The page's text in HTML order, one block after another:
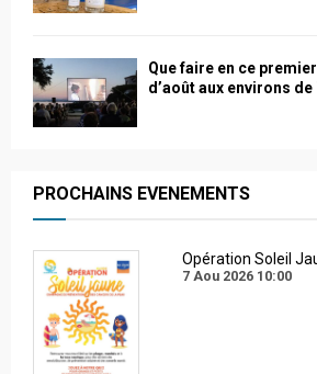
Que faire en ce
d’août aux environs de
PROCHAINS EVENEMENTS
Opération Soleil
7 Aou 2026 10:00